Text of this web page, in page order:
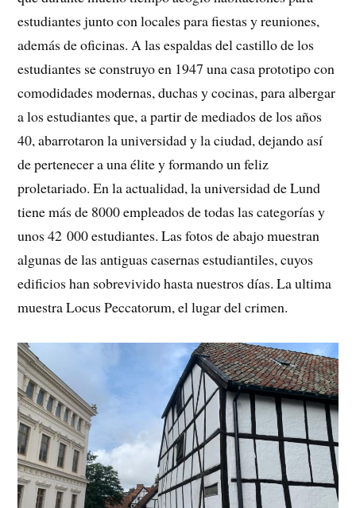
estudiantes junto con locales para fiestas y reuniones,
además de oficinas. A las espaldas del castillo de los
estudiantes se construyo en 1947 una casa prototipo con
comodidades modernas, duchas y cocinas, para albergar
a los estudiantes que, a partir de mediados de los años
40, abarrotaron la universidad y la ciudad, dejando así
de pertenecer a una élite y formando un feliz
proletariado. En la actualidad, la universidad de Lund
tiene más de 8000 empleados de todas las categorías y
unos 42 000 estudiantes. Las fotos de abajo muestran
algunas de las antiguas casernas estudiantiles, cuyos
edificios han sobrevivido hasta nuestros días. La ultima
muestra Locus Peccatorum, el lugar del crimen.